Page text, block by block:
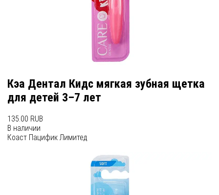
Кэа Дентал Кидс мягкая зубная щетка
для детей 3–7 лет
135.00 RUB
В наличии
Коаст Пацифик Лимитед